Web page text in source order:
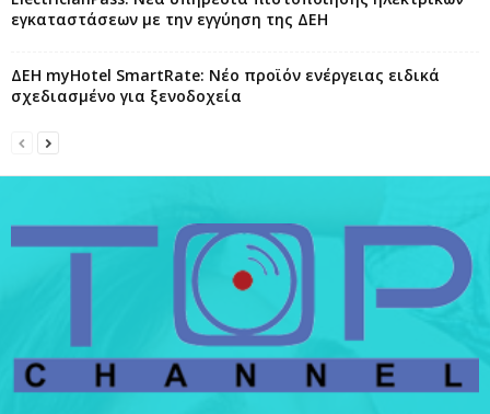
εγκαταστάσεων με την εγγύηση της ΔΕΗ
ΔΕΗ myHotel SmartRate: Νέο προϊόν ενέργειας ειδικά
σχεδιασμένο για ξενοδοχεία